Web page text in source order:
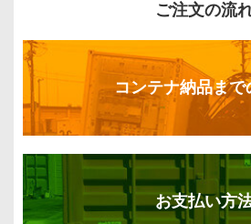
ご注文の流
コンテナ納品まで
お支払い方